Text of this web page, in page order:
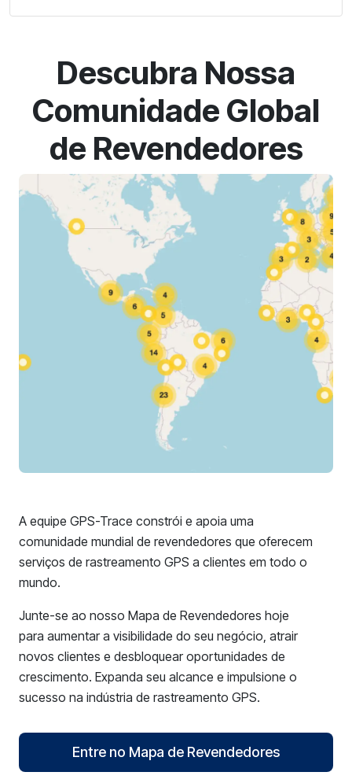
Descubra Nossa
Comunidade Global
de Revendedores
A equipe GPS-Trace constrói e apoia uma
comunidade mundial de revendedores que oferecem
serviços de rastreamento GPS a clientes em todo o
mundo.
Junte-se ao nosso Mapa de Revendedores hoje
para aumentar a visibilidade do seu negócio, atrair
novos clientes e desbloquear oportunidades de
crescimento. Expanda seu alcance e impulsione o
sucesso na indústria de rastreamento GPS.
Entre no Mapa de Revendedores